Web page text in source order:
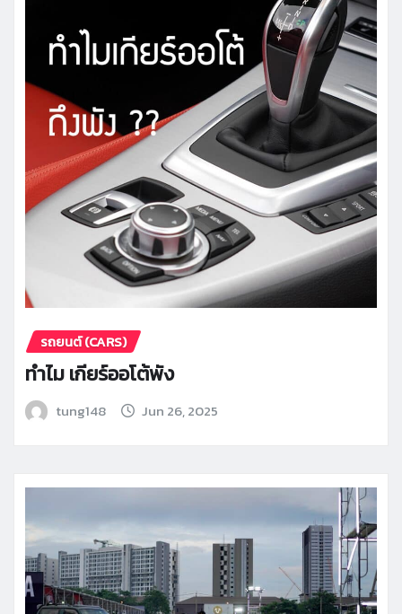
รถยนต์ (CARS)
ทำไม เกียร์ออโต้พัง
tung148 Jun 26, 2025